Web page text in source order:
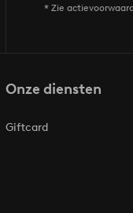
* Zie
Onze diensten
Giftcard